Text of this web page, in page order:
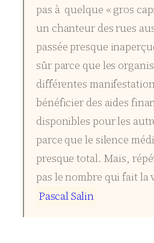
pas à quelque « gros
un chanteur des rues
passée presque
sûr parce que les
différentes
bénéficier des aides
disponibles pour les
parce que le silence
presque total. Mais,
pas le nombre qui fait la
PascalSalin